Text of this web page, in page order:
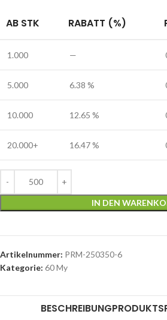
IN DEN
AB STK RABATT (%)
1.000 —
5.000 6.38 %
10.000 12.65 %
20.000+ 16.47 %
Artikelnummer: PRM-250350-6
Kategorie: 60 My
BESCHREIBUNG